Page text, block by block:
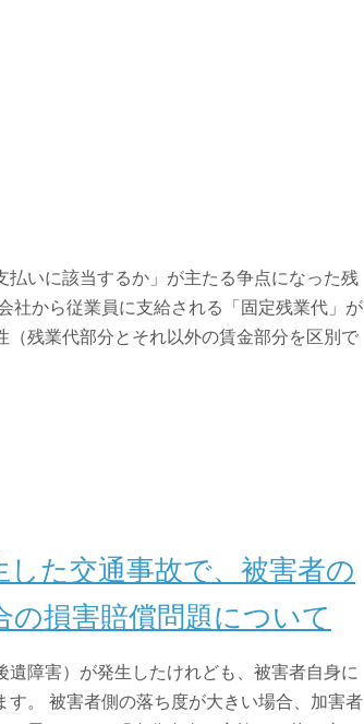
いに該当するか」が主たる争点になった残
社から従業員に支給される「固定残業代」が
残業代部分とそれ以外の賃金部分を区別で
た交通事故で、被害者の
の損害賠償問題について
障害）が発生したけれども、被害者自身に
。 被害者側の落ち度が大きい場合、加害者